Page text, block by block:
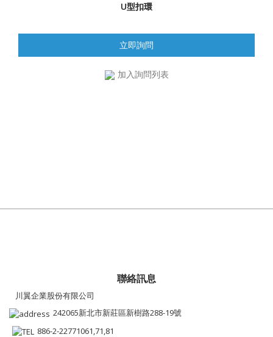
U型扣環
立即詢問
加入詢問列表
聯絡訊息
川翼企業股份有限公司
242065新北市新莊區新樹路288-19號
886-2-22771061,71,81